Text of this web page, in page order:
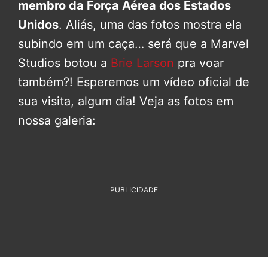
membro da Força Aérea dos Estados
Unidos. Aliás, uma das fotos mostra ela
subindo em um caça… será que a Marvel
Studios botou a Brie Larson pra voar
também?! Esperemos um vídeo oficial de
sua visita, algum dia! Veja as fotos em
nossa galeria:
PUBLICIDADE